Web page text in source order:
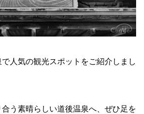
人気の観光スポットをご紹介しまし
う素晴らしい道後温泉へ、ぜひ足を